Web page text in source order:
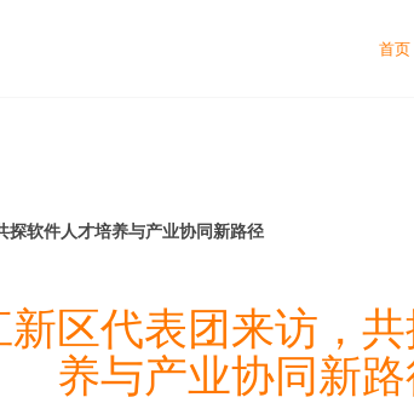
首页
探软件人才培养与产业协同新路径
区代表团来访，
养与产业协同新